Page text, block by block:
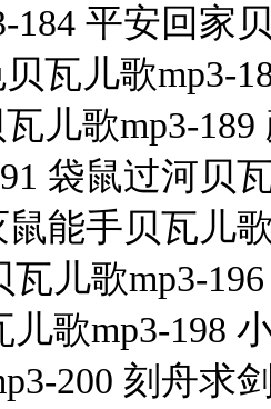
184 平安回家
瓦儿歌mp3-
儿歌mp3-
袋鼠过河贝
鼠能手贝瓦儿
瓦儿歌mp3-
歌mp3-198
200 刻舟求